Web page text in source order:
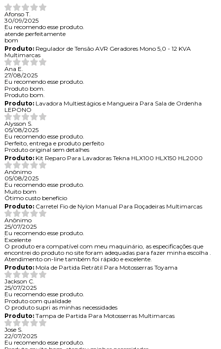
Afonso T.
30/09/2025
Eu recomendo esse produto.
atende perfeitamente
bom
Produto:Regulador de Tensão AVR Geradores Mono 5,0 - 12 KVA
Multimarcas
Ana E.
27/08/2025
Eu recomendo esse produto.
Produto bom.
Produto bom.
Produto:Lavadora Multiestágios e Mangueira Para Sala de Ordenha
LEPONO
Alysson S.
05/08/2025
Eu recomendo esse produto.
Perfeito, entrega e produto perfeito
Produto original sem detalhes
Produto:Kit Reparo Para Lavadoras Tekna HLX100 HLX150 HL2000
Anônimo
05/08/2025
Eu recomendo esse produto.
Muito bom
Ótimo custo benefício
Produto:Carretel Fio de Nylon Manual Para Roçadeiras Multimarcas
Anônimo
25/07/2025
Eu recomendo esse produto.
Excelente
O produto era compatível com meu maquinário, as especificações que
encontrei do produto no site foram adequadas para fazer minha escolha .
Atendimento on-line também foi rápido e excelente.
Produto:Mola de Partida Retrátil Para Motosserras Toyama
Jackson C.
25/07/2025
Eu recomendo esse produto.
Produto com qualidade
O produto supri as minhas necessidades
Produto:Tampa de Partida Para Motosserras Multimarcas
Jose S.
22/07/2025
Eu recomendo esse produto.